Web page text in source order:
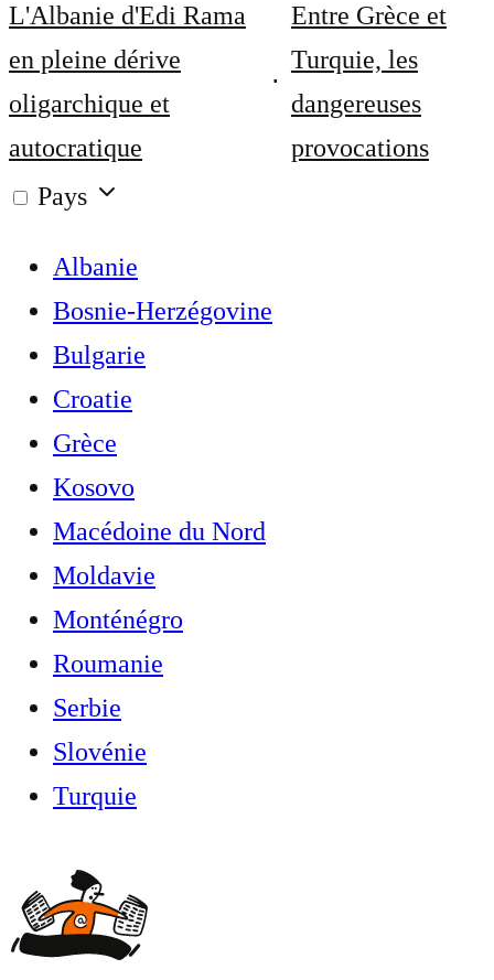
L'Albanie d'Edi Rama
en pleine dérive
oligarchique et
autocratique
Entre Grèce et
Turquie, les
dangereuses
provocations
Pays
Albanie
Bosnie-Herzégovine
Bulgarie
Croatie
Grèce
Kosovo
Macédoine du Nord
Moldavie
Monténégro
Roumanie
Serbie
Slovénie
Turquie